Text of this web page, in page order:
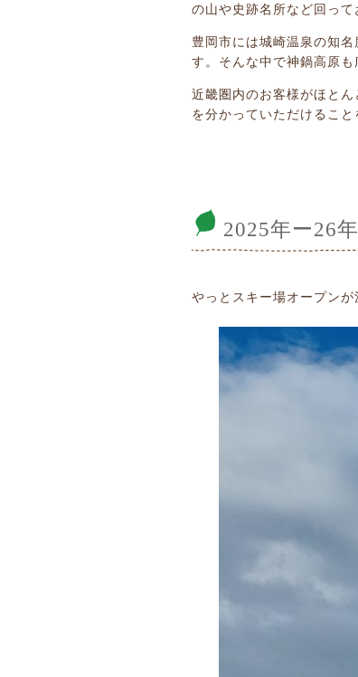
の山や史跡名所など回って
豊岡市には城崎温泉の知
す。そんな中で神鍋高原も
近畿圏内のお客様がほと
を分かっていただけること
2025年ー26
やっとスキー場オープンが